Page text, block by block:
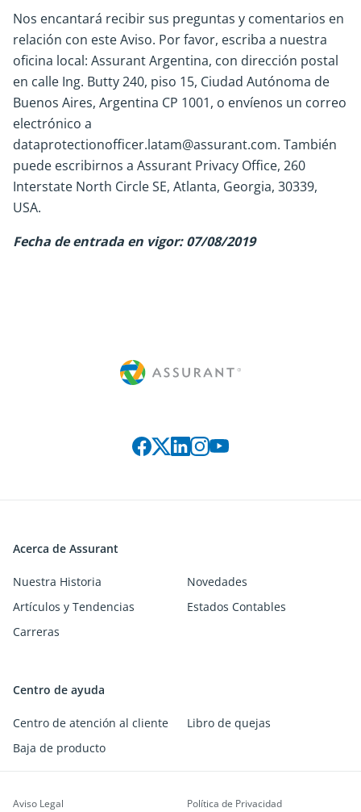
Nos encantará recibir sus preguntas y comentarios en
relación con este Aviso. Por favor, escriba a nuestra
oficina local: Assurant Argentina, con dirección postal
en calle Ing. Butty 240, piso 15, Ciudad Autónoma de
Buenos Aires, Argentina CP 1001, o envíenos un correo
electrónico a
dataprotectionofficer.latam@assurant.com. También
puede escribirnos a Assurant Privacy Office, 260
Interstate North Circle SE, Atlanta, Georgia, 30339,
USA.
Fecha de entrada en vigor: 07/08/2019
Acerca de Assurant
Nuestra Historia
Novedades
Artículos y Tendencias
Estados Contables
Carreras
Centro de ayuda
Centro de atención al cliente
Libro de quejas
Baja de producto
Aviso Legal
Política de Privacidad